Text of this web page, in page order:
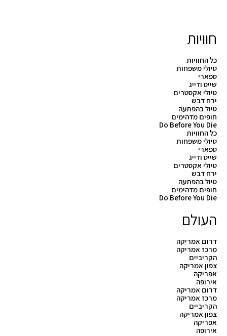
חוויות
כל החוויות
טיולי משפחות
ספארי
שייט ודייג
טיולי אקסטרים
ירח דבש
טיול בהפתעה
חופים מדהימים
Do Before You Die
כל החוויות
טיולי משפחות
ספארי
שייט ודייג
טיולי אקסטרים
ירח דבש
טיול בהפתעה
חופים מדהימים
Do Before You Die
העולם
דרום אמריקה
מרכז אמריקה
הקריביים
צפון אמריקה
אפריקה
אירופה
דרום אמריקה
מרכז אמריקה
הקריביים
צפון אמריקה
אפריקה
אירופה